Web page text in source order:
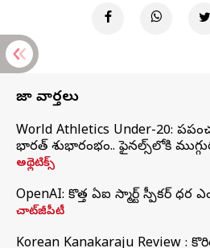
తాజా వార్తలు
World Athletics Under-20:
భారత్‌ శుభారంభం.. ఫైనల్స్‌లోకి
అథ్లెటిక్స్
OpenAI: కొత్త ఏఐ స్మార్ట్ స్పీకర్ ధర
చాట్‌జీపీటీ
Korean Kanakaraju Review :